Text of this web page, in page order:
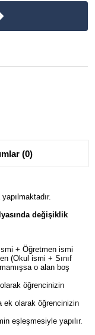
(0)
değişiklik
+ Öğretmen ismi
(Okul ismi + Sınıf
o alan boş
öğrencinizin
ek olarak öğrencinizin
eşleşmesiyle yapılır.